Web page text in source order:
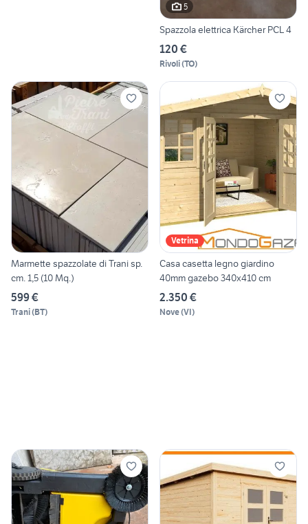
5
Spazzola elettrica Kärcher PCL 4
120 €
Rivoli(TO)
Marmette spazzolate di Trani sp.
cm. 1,5 (10 Mq.)
599 €
Trani(BT)
Vetrina
Casa casetta legno giardino
40mm gazebo 340x410 cm
2.350 €
Nove(VI)